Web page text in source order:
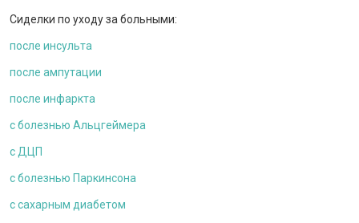
Сиделки по уходу за больными:
после инсульта
после ампутации
после инфаркта
c болезнью Альцгеймера
с ДЦП
c болезнью Паркинсона
с сахарным диабетом